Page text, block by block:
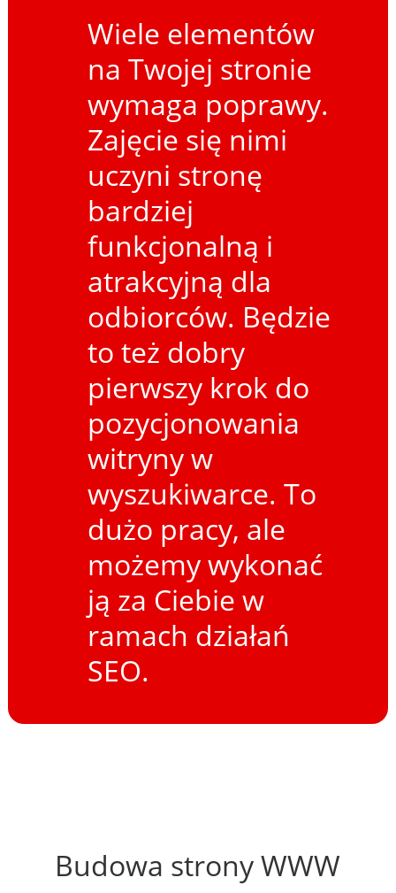
Wiele elementów
na Twojej stronie
wymaga poprawy.
Zajęcie się nimi
uczyni stronę
bardziej
funkcjonalną i
atrakcyjną dla
odbiorców. Będzie
to też dobry
pierwszy krok do
pozycjonowania
witryny w
wyszukiwarce. To
dużo pracy, ale
możemy wykonać
ją za Ciebie w
ramach działań
SEO.
Budowa strony WWW